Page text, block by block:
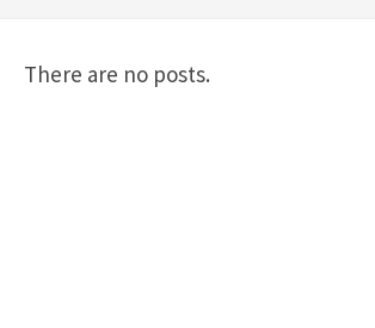
There are no posts.